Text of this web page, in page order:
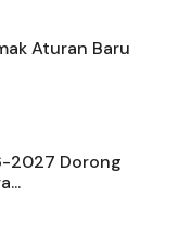
Aturan Baru
2027 Dorong